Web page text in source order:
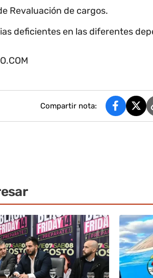
Revaluación de cargos.
deficientes en las diferentes
Compartir nota: